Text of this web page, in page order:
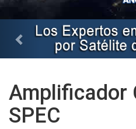
Amplificador
SPEC